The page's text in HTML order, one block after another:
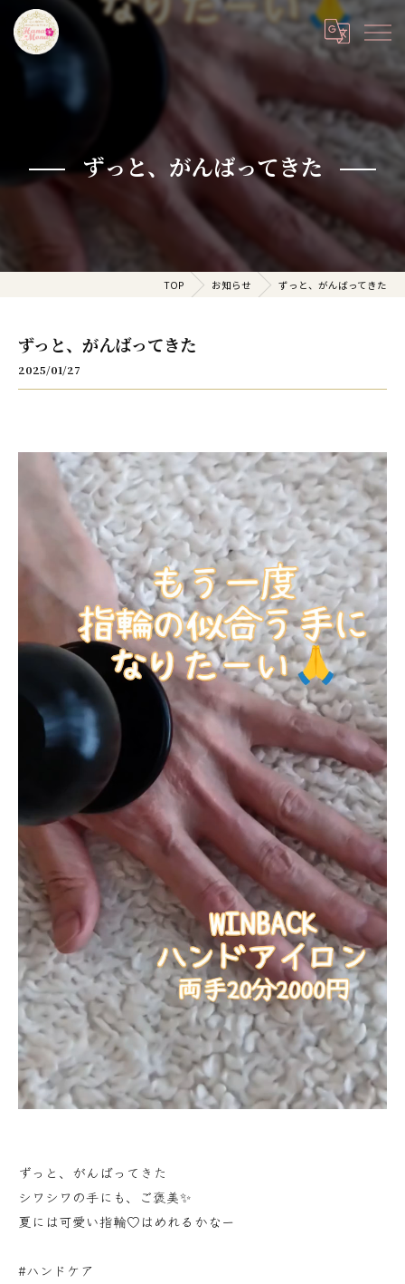
ずっと、がんばってきた
TOP お知らせ ずっと、がんばってきた
ずっと、がんばってきた
2025/01/27
ずっと、がんばってきた
シワシワの手にも、ご褒美✨
夏には可愛い指輪♡はめれるかなー
#ハンドケア